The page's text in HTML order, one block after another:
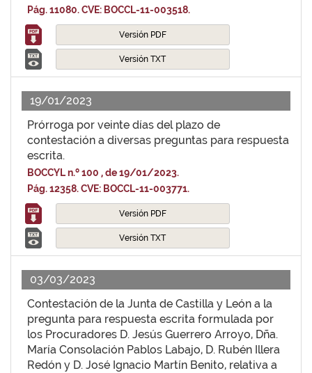
Pág. 11080. CVE: BOCCL-11-003518.
Versión PDF
Versión TXT
19/01/2023
Prórroga por veinte días del plazo de
contestación a diversas preguntas para respuesta
escrita.
BOCCYL n.º 100 , de 19/01/2023.
Pág. 12358. CVE: BOCCL-11-003771.
Versión PDF
Versión TXT
03/03/2023
Contestación de la Junta de Castilla y León a la
pregunta para respuesta escrita formulada por
los Procuradores D. Jesús Guerrero Arroyo, Dña.
María Consolación Pablos Labajo, D. Rubén Illera
Redón y D. José Ignacio Martín Benito, relativa a